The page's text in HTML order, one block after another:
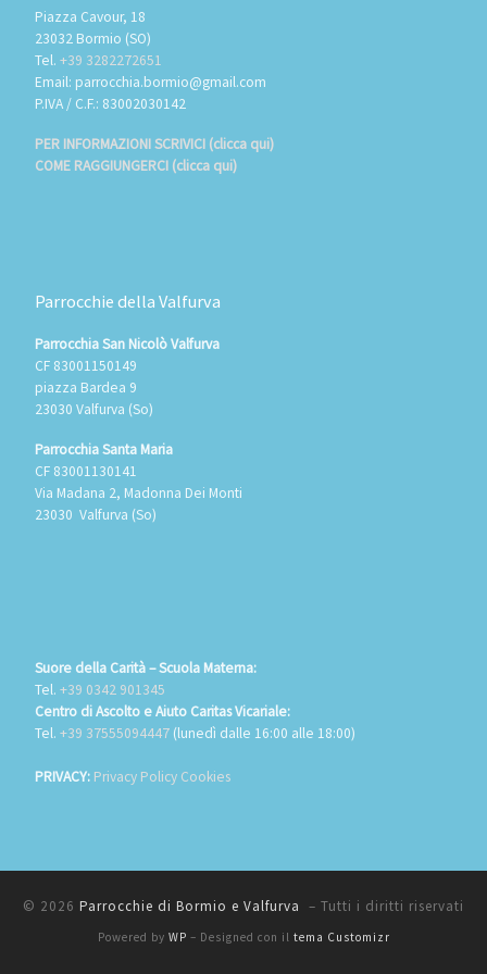
Piazza Cavour, 18
23032 Bormio (SO)
Tel. +39 3282272651
Email: parrocchia.bormio@gmail.com
P.IVA / C.F.: 83002030142
PER INFORMAZIONI SCRIVICI (clicca qui)
COME RAGGIUNGERCI (clicca qui)
Parrocchie della Valfurva
Parrocchia San Nicolò Valfurva
CF 83001150149
piazza Bardea 9
23030 Valfurva (So)
Parrocchia Santa Maria
CF 83001130141
Via Madana 2, Madonna Dei Monti
23030 Valfurva (So)
Suore della Carità – Scuola Materna:
Tel. +39 0342 901345
Centro di Ascolto e Aiuto Caritas Vicariale:
Tel. +39 37555094447(lunedì dalle 16:00 alle 18:00)
PRIVACY: Privacy Policy Cookies
© 2026 Parrocchie di Bormio e Valfurva – Tutti i diritti riservati
Powered by WP – Designed con il tema Customizr